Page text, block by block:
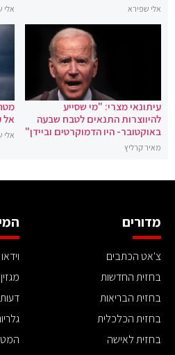
אלי שפירא אלי
עיתונאי מצרי: "מי שסייע
להיווצרות התנאים לטבח שבעה
באוקטובר- היו הדמוקרטים וביידן"
מאיר קרליץ
אל
אלי
מדורים
צ'אט הכתבים
בחזית החדשות
בחזית הבריאות
בחזית הכלכלית
בחזית לאישה
וידאו
מגזין
דעות